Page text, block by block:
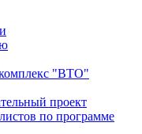
"ВТО"
проект
по программе